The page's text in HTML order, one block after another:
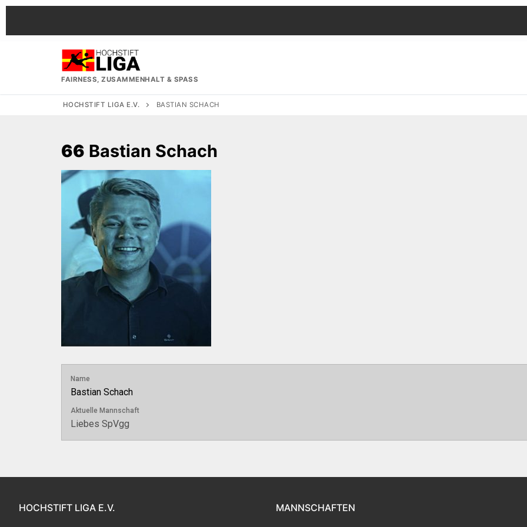
Zum
springen
FAIRNESS, ZUSAMMENHALT & SPASS
HOCHSTIFT LIGA E.V. BASTIAN SCHACH
66 Bastian Schach
Name
Bastian Schach
Aktuelle Mannschaft
Liebes SpVgg
HOCHSTIFT LIGA E.V. MANNSCHAFTEN